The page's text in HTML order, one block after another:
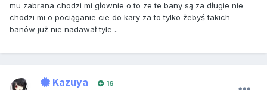
mu zabrana chodzi mi głownie o to ze te bany są za długie nie
chodzi mi o pociąganie cie do kary za to tylko żebyś takich
banów już nie nadawał tyle ..
Kazuya 16